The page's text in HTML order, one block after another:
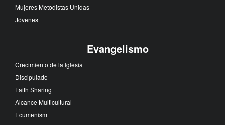
Mujeres Metodistas Unidas
Jóvenes
Evangelismo
Crecimiento de la Iglesia
Discipulado
Faith Sharing
Alcance Multicultural
Ecumenism